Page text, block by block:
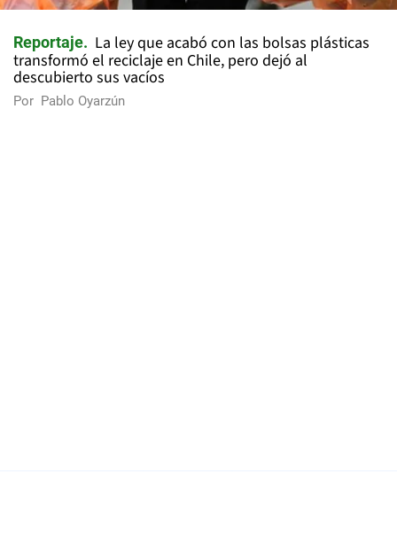
Reportaje
La ley que acabó con las bolsas plásticas
transformó el reciclaje en Chile, pero dejó al
descubierto sus vacíos
Por Pablo Oyarzún